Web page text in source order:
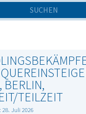
BERLIN,
TEILZEIT
28. Juli 2026